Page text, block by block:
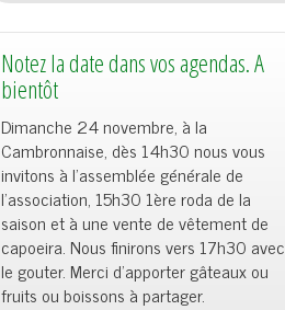
Notez la date dans vos agendas. A
bientôt
Dimanche 24 novembre, à la
Cambronnaise, dès 14h30 nous vous
invitons à l’assemblée générale de
l’association, 15h30 1ère roda de la
saison et à une vente de vêtement de
capoeira. Nous finirons vers 17h30 avec
le gouter. Merci d’apporter gâteaux ou
fruits ou boissons à partager.